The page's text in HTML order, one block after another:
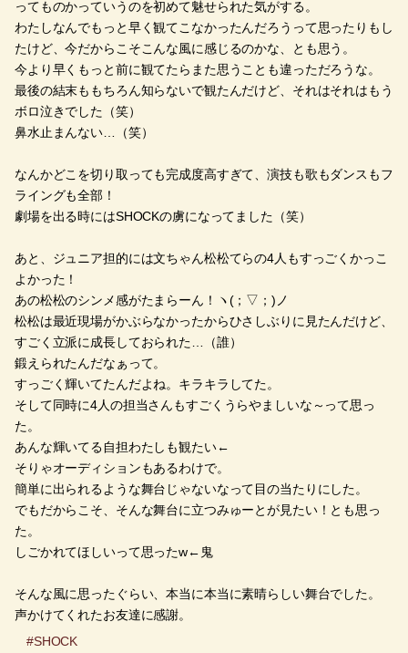
ってものかっていうのを初めて魅せられた気がする。
わたしなんでもっと早く観てこなかったんだろうって思ったりもし
たけど、今だからこそこんな風に感じるのかな、とも思う。
今より早くもっと前に観てたらまた思うことも違っただろうな。
最後の結末ももちろん知らないで観たんだけど、それはそれはもう
ボロ泣きでした（笑）
鼻水止まんない…（笑）
なんかどこを切り取っても完成度高すぎて、演技も歌もダンスもフ
ライングも全部！
劇場を出る時にはSHOCKの虜になってました（笑）
あと、ジュニア担的には文ちゃん松松てらの4人もすっごくかっこ
よかった！
あの松松のシンメ感がたまらーん！ヽ(；▽；)ノ
松松は最近現場がかぶらなかったからひさしぶりに見たんだけど、
すごく立派に成長しておられた…（誰）
鍛えられたんだなぁって。
すっごく輝いてたんだよね。キラキラしてた。
そして同時に4人の担当さんもすごくうらやましいな～って思っ
た。
あんな輝いてる自担わたしも観たい←
そりゃオーディションもあるわけで。
簡単に出られるような舞台じゃないなって目の当たりにした。
でもだからこそ、そんな舞台に立つみゅーとが見たい！とも思っ
た。
しごかれてほしいって思ったw←鬼
そんな風に思ったぐらい、本当に本当に素晴らしい舞台でした。
声かけてくれたお友達に感謝。
#SHOCK